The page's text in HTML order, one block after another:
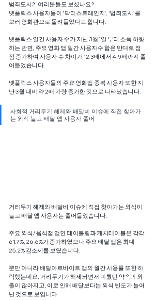
범죄도시2, 여러분들도 보셨나요?
넷플릭스 사용자들이 '닥터스트레인지', '범죄도시'를
보러 영화관으로 몰려들었다고 합니다.
넷플릭스 일간 사용자 수가 지난 3월1일 부터 소폭 하향
하는 반면, 주요 영화 앱 일간 사용자수 합은 반대로 점
점 증가하여 사용자 수 차이가 12.3배에서 4.9배까지 줄
어들었습니다.
넷플릭스 사용자들의 주요 영화앱 중복 사용자 또한 지
난 3월 대비 약 2배 가량 증가한 것으로 나타났습니다.
사회적 거리두기 해제와 배달비 이슈에 직접 찾아가
는 외식 늘고 배달 앱 사용자 줄어
거리두기 해제와 배달비 이슈에 직접 찾아가는 외식이
늘고 배달 앱 사용자는 줄어들었습니다.
주요 외식/음식점 앱인 테이블링과 캐치테이블은 각각
61.7%, 26.6%가 증가하였으나 주요 배달 앱은 최대
25.2% 감소세를 보였습니다.
뿐만 아니라 배달아르바이트 앱의 월간 사용률 또한 하
락했는데요, 거리두기가 해제되면서 미뤘던 약속과 외
출이 많아지고, 이로 인해 배달보다는 외식 빈도가 늘어
난 것으로 보입니다.